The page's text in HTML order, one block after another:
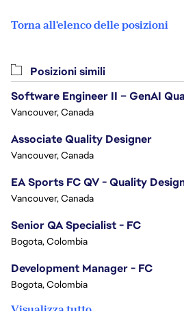
Torna all'elenco delle posizioni
Posizioni simili
Software Engineer II – GenAI
Vancouver, Canada
Associate Quality Designer
Vancouver, Canada
EA Sports FC QV - Quality
Vancouver, Canada
Senior QA Specialist - FC
Bogota, Colombia
Development Manager - FC
Bogota, Colombia